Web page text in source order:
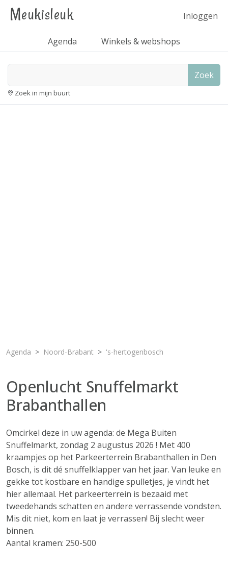
Meukisleuk Inloggen
Agenda Winkels & webshops
Zoek
Zoek in mijn buurt
Agenda Noord-Brabant 's-hertogenbosch
Openlucht Snuffelmarkt
Brabanthallen
Omcirkel deze in uw agenda: de Mega Buiten
Snuffelmarkt, zondag 2 augustus 2026 ! Met 400
kraampjes op het Parkeerterrein Brabanthallen in Den
Bosch, is dit dé snuffelklapper van het jaar. Van leuke en
gekke tot kostbare en handige spulletjes, je vindt het
hier allemaal. Het parkeerterrein is bezaaid met
tweedehands schatten en andere verrassende vondsten.
Mis dit niet, kom en laat je verrassen! Bij slecht weer
binnen.
Aantal kramen: 250-500